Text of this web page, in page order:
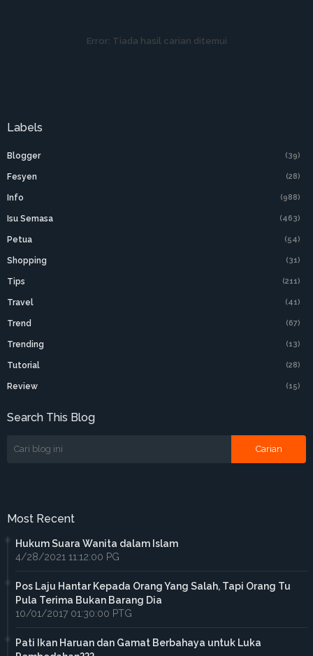
Error: Tiada hasil carian ditemui
Labels
Blogger (39)
Fesyen (28)
Info (988)
Isu Semasa (463)
Petua (54)
Shopping (31)
Tips (211)
Travel (41)
Trend (67)
Trending (13)
Tutorial (28)
Review (15)
Search This Blog
Most Recent
Hukum Suara Wanita dalam Islam
4/28/2021 11:12:00 PG
Pos Laju Hantar Kepada Orang Yang Salah, Tapi Orang Tu
Pula Terima Bukan Barang Dia
10/01/2017 01:30:00 PTG
Pati Ikan Haruan dan Gamat Berbahaya untuk Luka